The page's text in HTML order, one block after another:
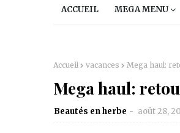
ACCUEIL MEGA MENU
Accueil vacances Mega haul:
Mega haul:
Beautés en herbe août 28,